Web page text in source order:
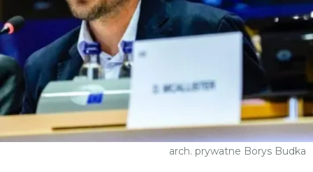
arch. prywatne Borys Budka